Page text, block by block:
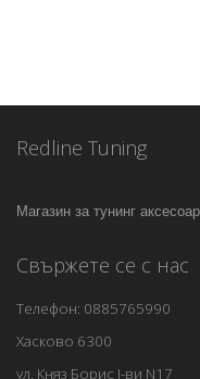
Redline Tuning
Магазин за тунинг
Свържете се с нас
Телефон: 0885765990
Хасково 6300
ул. Княз Борис I-ви N17